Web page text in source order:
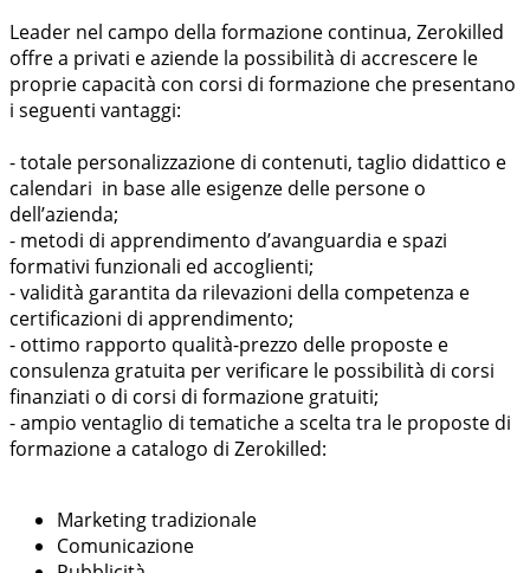
Leader nel campo della formazione continua, Zerokilled
offre a privati e aziende la possibilità di accrescere le
proprie capacità con corsi di formazione che presentano
i seguenti vantaggi:
- totale personalizzazione di contenuti, taglio didattico e
calendari in base alle esigenze delle persone o
dell’azienda;
- metodi di apprendimento d’avanguardia e spazi
formativi funzionali ed accoglienti;
- validità garantita da rilevazioni della competenza e
certificazioni di apprendimento;
- ottimo rapporto qualità-prezzo delle proposte e
consulenza gratuita per verificare le possibilità di corsi
finanziati o di corsi di formazione gratuiti;
- ampio ventaglio di tematiche a scelta tra le proposte di
formazione a catalogo di Zerokilled:
Marketing tradizionale
Comunicazione